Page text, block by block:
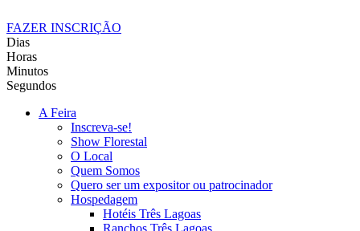
FAZER INSCRIÇÃO
Dias
Horas
Minutos
Segundos
A Feira
Inscreva-se!
Show Florestal
O Local
Quem Somos
Quero ser um expositor ou patrocinador
Hospedagem
Hotéis Três Lagoas
Ranchos Três Lagoas